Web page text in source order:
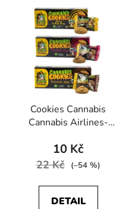
Cookies Cannabis
Cannabis Airlines-
10 Kč
22 Kč (–54 %)
DETAIL